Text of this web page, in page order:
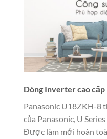
Dòng Inverter cao cấp
Panasonic U18ZKH-8
của Panasonic, U
Được làm mới hoàn